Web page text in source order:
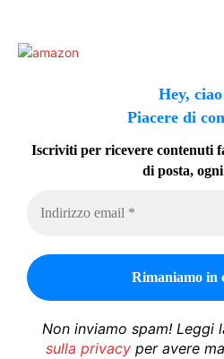
Hey,
Piacere di
Iscriviti per ricevere contenuti
di posta, ogni
Non inviamo spam! Leggi
sulla privacyper avere